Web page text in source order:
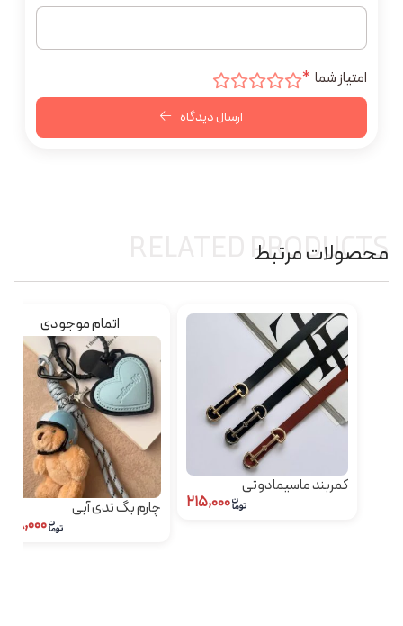
امتیاز شما *
ارسال دیدگاه
محصولات مرتبط
RELATED PRODUCTS
کمربند ماسیمادوتی
اتمام موجودی
چارم بگ تدی آبی